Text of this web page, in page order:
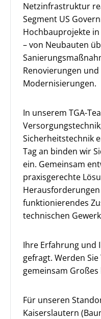
Netzinfrastruktur
Segment US
Hochbauprojekte
– von Neubauten
Renovierungen
Modernisierungen.
In unserem TGA-
Sicherheitstechnik
Tag an binden wir
ein. Gemeinsam
praxisgerechte
funktionierendes
technischen
Ihre Erfahrung und
gefragt. Werden
gemeinsam Großes
Für unseren
Kaiserslautern